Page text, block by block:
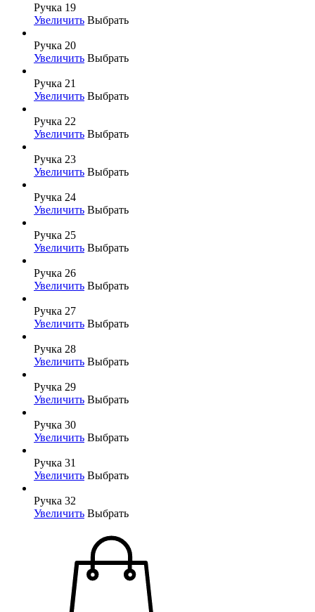
Ручка 19
Увеличить Выбрать
Ручка 20
Увеличить Выбрать
Ручка 21
Увеличить Выбрать
Ручка 22
Увеличить Выбрать
Ручка 23
Увеличить Выбрать
Ручка 24
Увеличить Выбрать
Ручка 25
Увеличить Выбрать
Ручка 26
Увеличить Выбрать
Ручка 27
Увеличить Выбрать
Ручка 28
Увеличить Выбрать
Ручка 29
Увеличить Выбрать
Ручка 30
Увеличить Выбрать
Ручка 31
Увеличить Выбрать
Ручка 32
Увеличить Выбрать